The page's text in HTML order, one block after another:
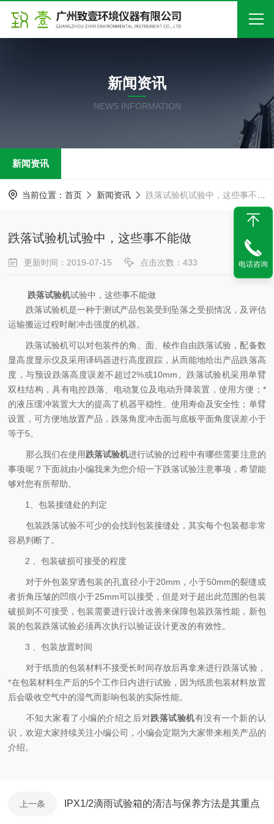
关于我们
产品中心
在线留言
新闻资讯
NEWS INFORMATION
新闻资讯
当前位置： 首页 新闻资讯 跌落试验机试验中，这些事不能做
跌落试验机试验中，这些事不能做
更新时间：2019-07-15 点击次数：433
跌落试验机试验中，这些事不能做
跌落试验机是一种于测试产品包装受到坠落之受损情况，及评估
运输搬运过程时耐冲击强度的机器。
跌落试验机可以对包装件的角、面、棱作自由跌落试验，配备数
显高度显示仪及采用译码器进行高度跟踪，从而能地给出产品跌落高
度，与预设跌落高度误差不超过2%或10mm。跌落试验机采用单臂
双柱结构，具有电控跌落、电动复位及电动升降装置，使用方便；*
的液压缓冲装置大大的提高了机器平稳性、使用寿命及安全性；单臂
设置，可方便地放置产品，跌落角度冲击面与底板平面角度误差小于
等于5。
那么我们在使用跌落试验机进行试验的过程中有哪些需要注意的
事项呢？下面就由小编我来为您介绍一下跌落试验注意事项，希望能
够对您有所帮助。
1、包装接缝处的判定
包装跌落试验不可少的会找到包装接缝处，其实每个包装都非常
容易判断了。
2 、包装破损可接受的程度
对于外包装穿透包装的孔直径小于20mm，小于50mm的裂缝或
者折角压皱的凹痕小于25mm可以接受，但是对于超出此范围的包装
破损则不可接受，包装需要进行设计改善来保障包装跌落性能，新包
装的包装跌落试验必须再次执行以验证设计更改的有效性。
3 、包装放置时间
对于纸质的包装材料不接受长时间存放后再拿来进行跌落试验，
*在包装材料生产后的5个工作日内进行试验，因为纸质包装材料放置
后会吸收空气中的湿气而影响包装的实际性能。
不知大家看了小编的介绍之后对跌落试验机有没有一个新的认
识，欢迎大家持续关注小编公司，小编会定期为大家带来相关产品的
介绍。
上一条 IPX1/2滴雨试验箱的清洁与保养方法是其重点
电话咨询